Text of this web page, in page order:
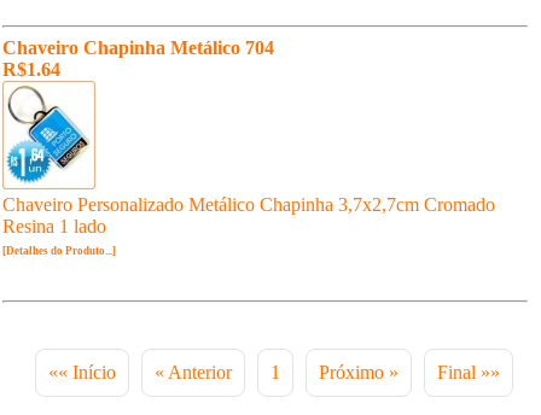
Chaveiro Chapinha Metálico 704
R$1.64
Chaveiro Personalizado Metálico Chapinha 3,7x2,7cm Cromado
Resina 1 lado
[Detalhes do Produto...]
«« Início « Anterior 1 Próximo » Final »»